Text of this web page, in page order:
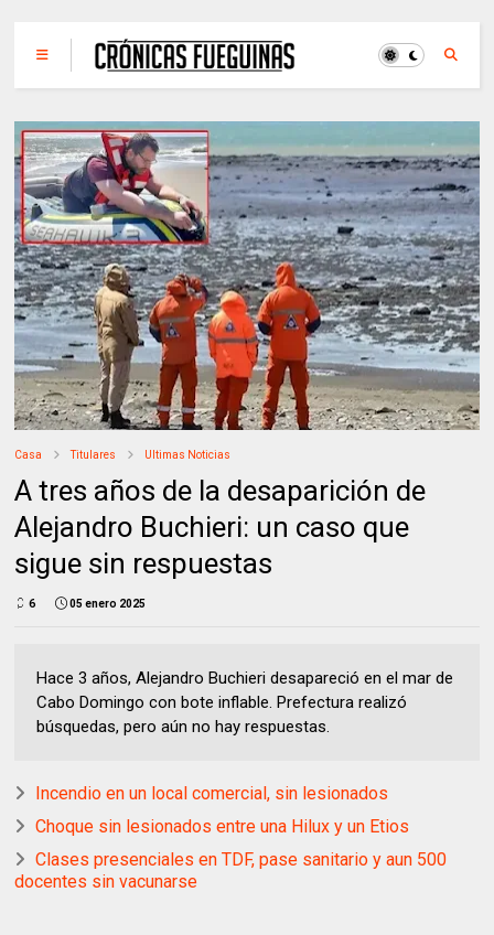
Casa Titulares Ultimas Noticias
A tres años de la desaparición de
Alejandro Buchieri: un caso que
sigue sin respuestas
6 05 enero 2025
Hace 3 años, Alejandro Buchieri desapareció en el mar de
Cabo Domingo con bote inflable. Prefectura realizó
búsquedas, pero aún no hay respuestas.
Incendio en un local comercial, sin lesionados
Choque sin lesionados entre una Hilux y un Etios
Clases presenciales en TDF, pase sanitario y aun 500
docentes sin vacunarse